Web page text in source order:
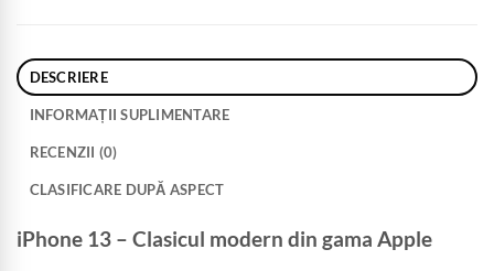
DESCRIERE
INFORMAȚII SUPLIMENTARE
RECENZII (0)
CLASIFICARE DUPĂ ASPECT
iPhone 13 – Clasicul modern din gama Apple